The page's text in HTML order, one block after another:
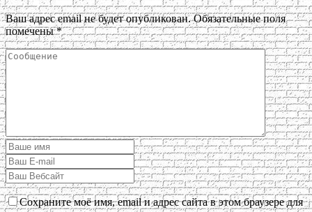
Ваш адрес email не будет опубликован. Обязательные поля
помечены*
Сохраните моё имя, email и адрес сайта в этом браузере для